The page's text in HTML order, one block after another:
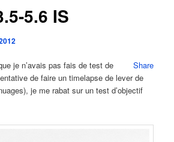
5.6 IS
Share
je n’avais pas fais de test de
de faire un timelapse de lever de
je me rabat sur un test d’objectif